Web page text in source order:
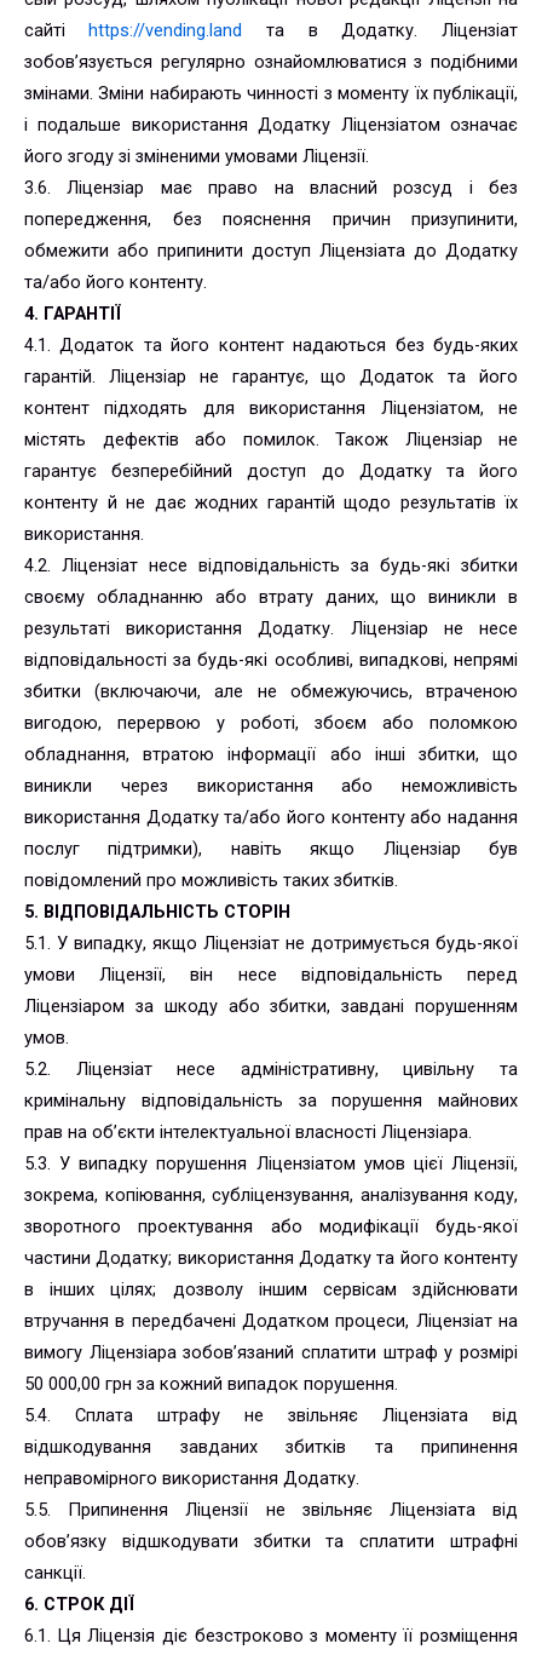
сайті https://vending.land та в Додатку. Ліцензіат
зобов’язується регулярно ознайомлюватися з подібними
змінами. Зміни набирають чинності з моменту їх публікації,
і подальше використання Додатку Ліцензіатом означає
його згоду зі зміненими умовами Ліцензії.
3.6. Ліцензіар має право на власний розсуд і без
попередження, без пояснення причин призупинити,
обмежити або припинити доступ Ліцензіата до Додатку
та/або його контенту.
4. ГАРАНТІЇ
4.1. Додаток та його контент надаються без будь-яких
гарантій. Ліцензіар не гарантує, що Додаток та його
контент підходять для використання Ліцензіатом, не
містять дефектів або помилок. Також Ліцензіар не
гарантує безперебійний доступ до Додатку та його
контенту й не дає жодних гарантій щодо результатів їх
використання.
4.2. Ліцензіат несе відповідальність за будь-які збитки
своєму обладнанню або втрату даних, що виникли в
результаті використання Додатку. Ліцензіар не несе
відповідальності за будь-які особливі, випадкові, непрямі
збитки (включаючи, але не обмежуючись, втраченою
вигодою, перервою у роботі, збоєм або поломкою
обладнання, втратою інформації або інші збитки, що
виникли через використання або неможливість
використання Додатку та/або його контенту або надання
послуг підтримки), навіть якщо Ліцензіар був
повідомлений про можливість таких збитків.
5. ВІДПОВІДАЛЬНІСТЬ СТОРІН
5.1. У випадку, якщо Ліцензіат не дотримується будь-якої
умови Ліцензії, він несе відповідальність перед
Ліцензіаром за шкоду або збитки, завдані порушенням
умов.
5.2. Ліцензіат несе адміністративну, цивільну та
кримінальну відповідальність за порушення майнових
прав на об’єкти інтелектуальної власності Ліцензіара.
5.3. У випадку порушення Ліцензіатом умов цієї Ліцензії,
зокрема, копіювання, субліцензування, аналізування коду,
зворотного проектування або модифікації будь-якої
частини Додатку; використання Додатку та його контенту
в інших цілях; дозволу іншим сервісам здійснювати
втручання в передбачені Додатком процеси, Ліцензіат на
вимогу Ліцензіара зобов’язаний сплатити штраф у розмірі
50 000,00 грн за кожний випадок порушення.
5.4. Сплата штрафу не звільняє Ліцензіата від
відшкодування завданих збитків та припинення
неправомірного використання Додатку.
5.5. Припинення Ліцензії не звільняє Ліцензіата від
обов’язку відшкодувати збитки та сплатити штрафні
санкції.
6. СТРОК ДІЇ
6.1. Ця Ліцензія діє безстроково з моменту її розміщення